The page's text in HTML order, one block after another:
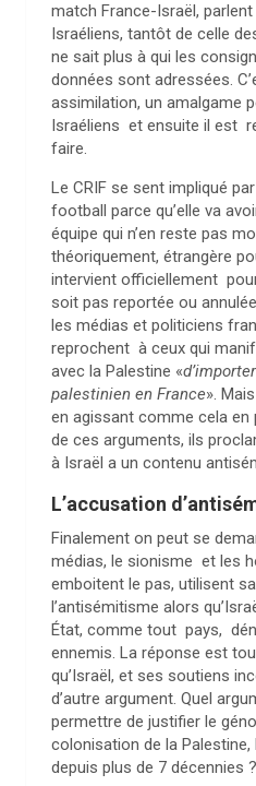
match France-Israël,
Israéliens, tantôt de celle
ne sait plus à qui les
données sont adressées.
assimilation, un amalgame
Israéliens et ensuite il est
faire.
Le CRIF se sent impliqué
football parce qu’elle va
équipe qui n’en reste pas
théoriquement, étrangère
intervient officiellement
soit pas reportée ou
les médias et politiciens
reprochent à ceux qui
avec la Palestine «
palestinien en France».
en agissant comme cela
de ces arguments, ils
à Israël a un contenu
L’accusation
Finalement on peut se
médias, le sionisme et les
emboitent le pas, utilisent
l’antisémitisme alors
État, comme tout pays,
ennemis. La réponse est
qu’Israël, et ses soutiens
d’autre argument. Quel
permettre de justifier le
colonisation de la
depuis plus de 7 décennies ?